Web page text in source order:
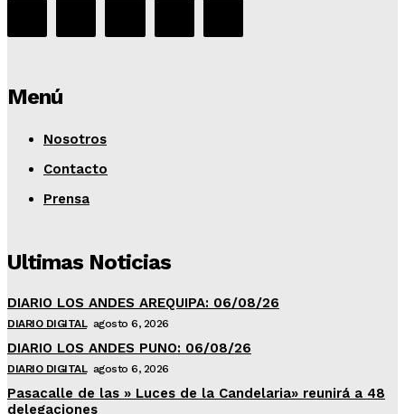
Menú
Nosotros
Contacto
Prensa
Ultimas Noticias
DIARIO LOS ANDES AREQUIPA: 06/08/26
DIARIO DIGITAL agosto 6, 2026
DIARIO LOS ANDES PUNO: 06/08/26
DIARIO DIGITAL agosto 6, 2026
Pasacalle de las » Luces de la Candelaria» reunirá a 48
delegaciones